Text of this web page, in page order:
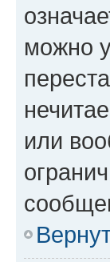
можно
или